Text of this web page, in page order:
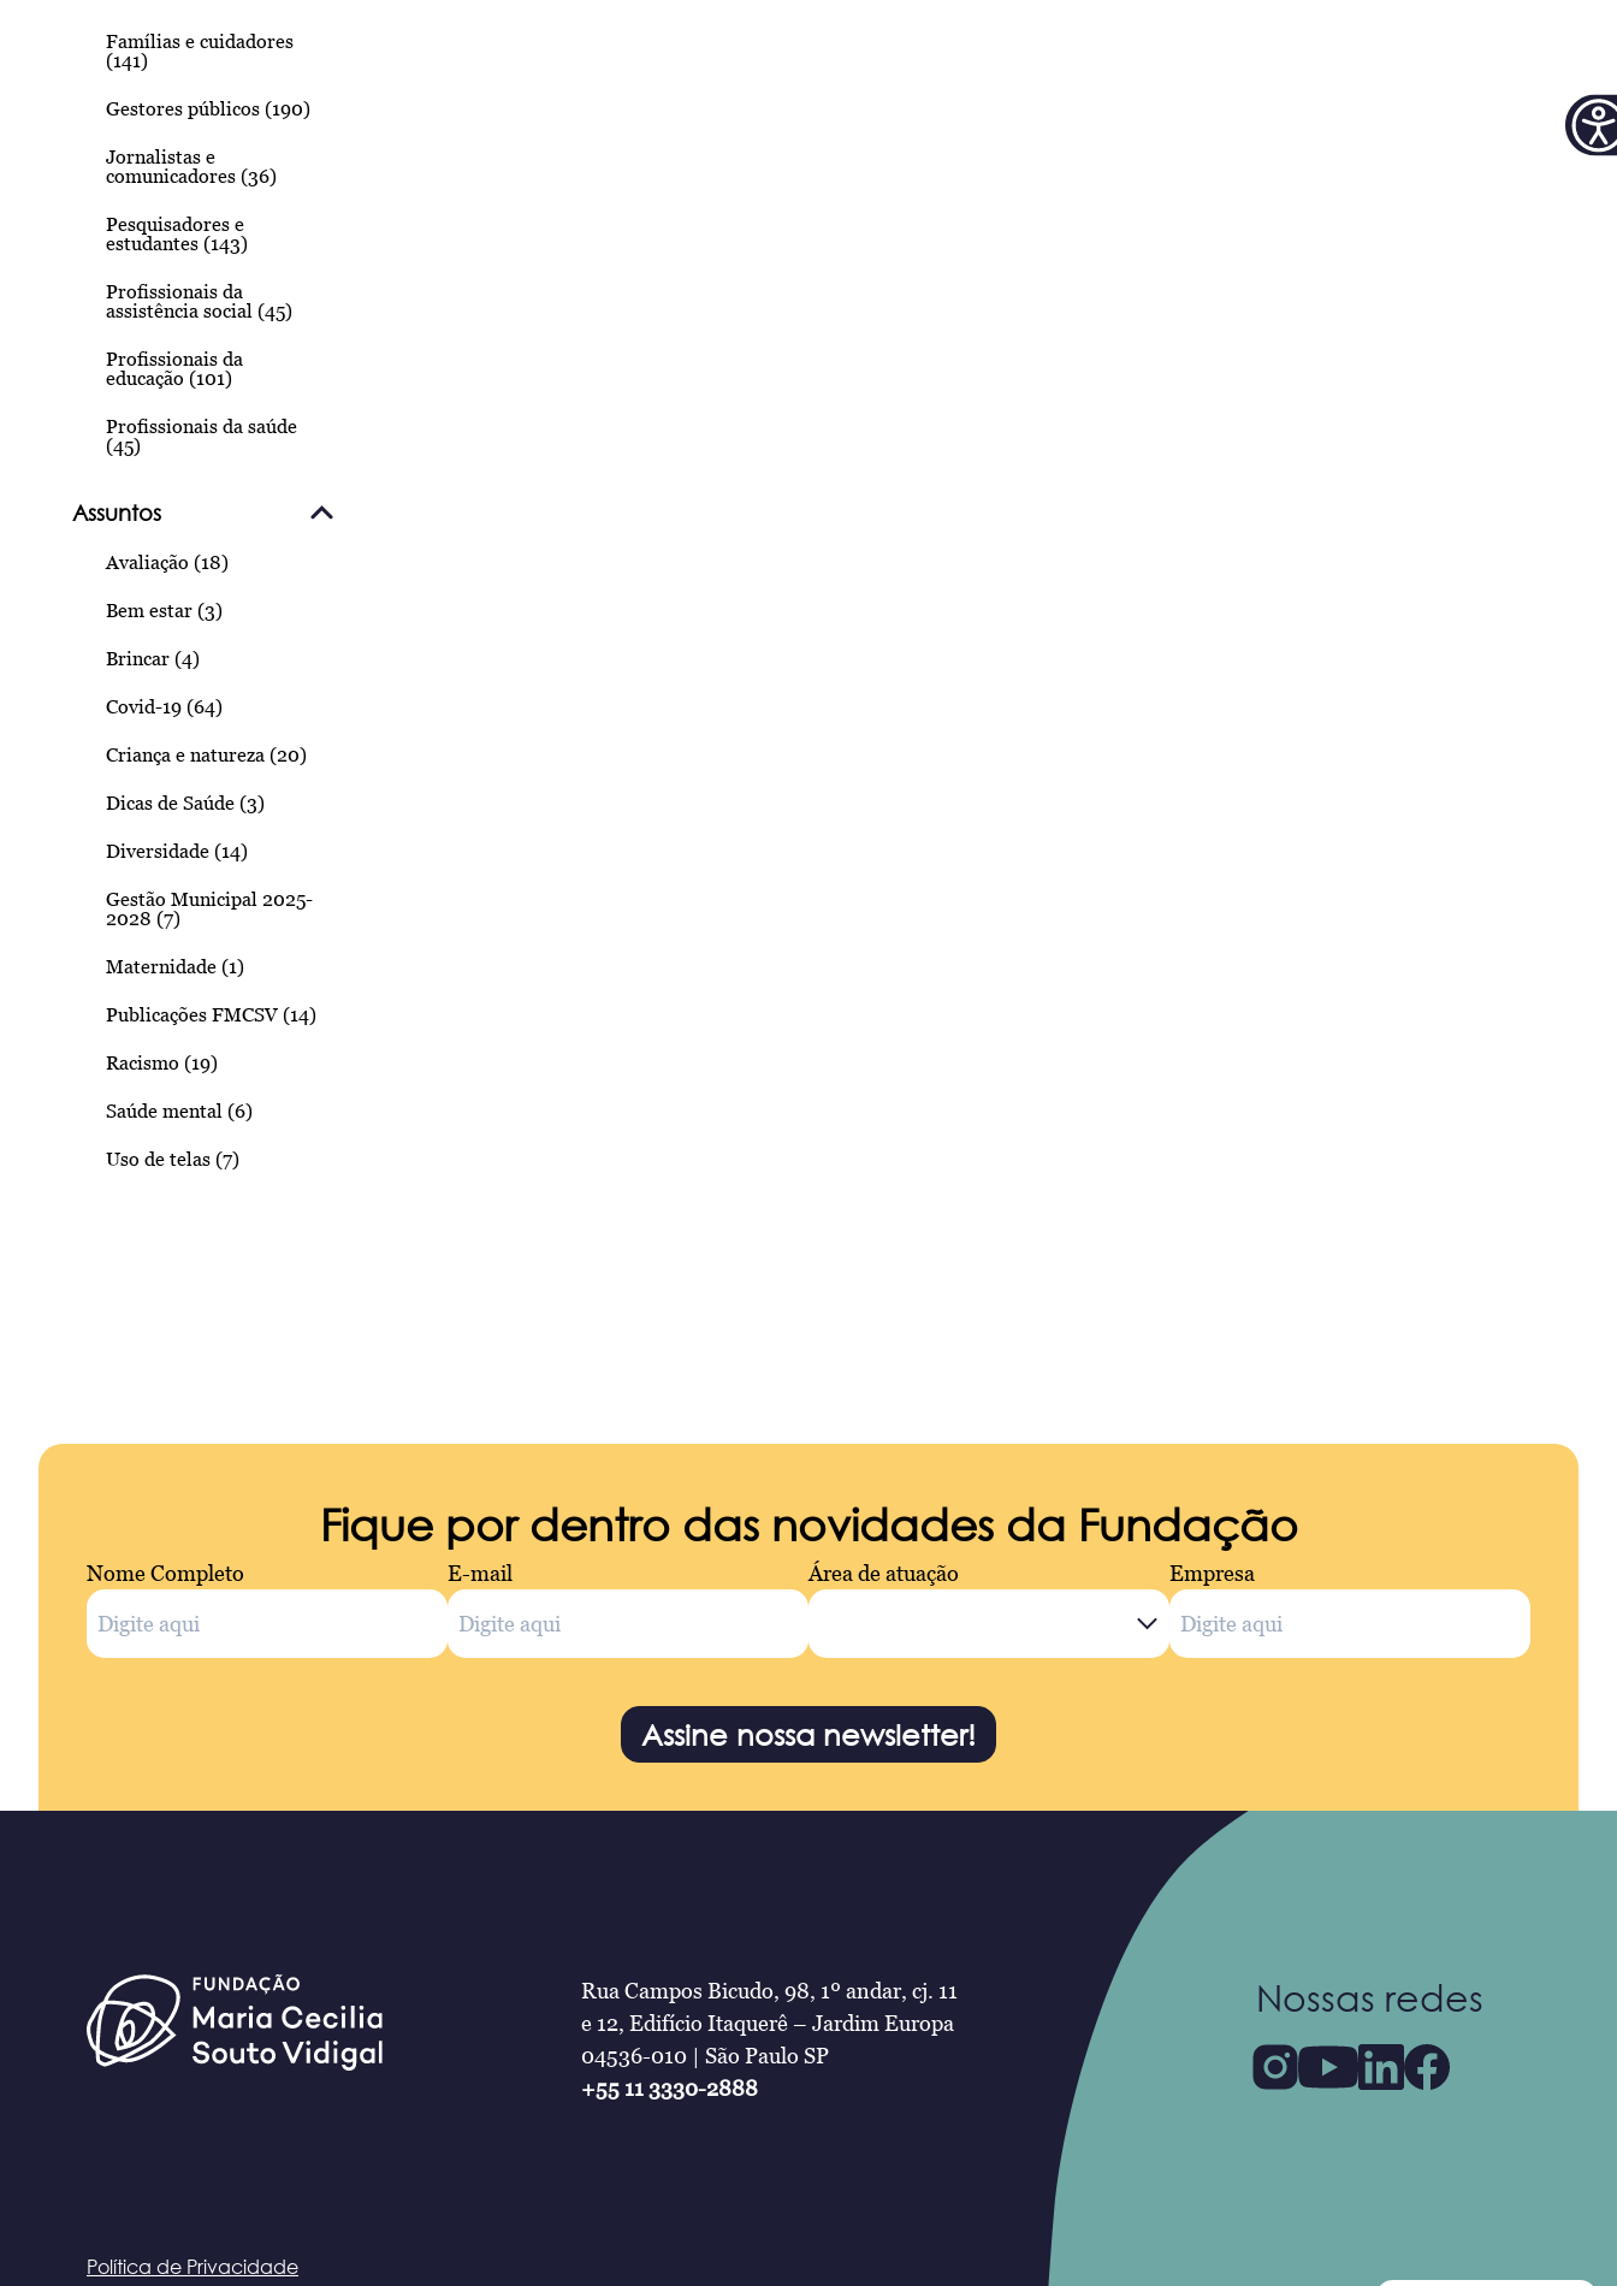
Famílias e cuidadores
(141)
Gestores públicos (190)
Jornalistas e
comunicadores (36)
Pesquisadores e
estudantes (143)
Profissionais da
assistência social (45)
Profissionais da
educação (101)
Profissionais da saúde
(45)
Assuntos
Avaliação (18)
Bem estar (3)
Brincar (4)
Covid-19 (64)
Criança e natureza (20)
Dicas de Saúde (3)
Diversidade (14)
Gestão Municipal 2025-
2028 (7)
Maternidade (1)
Publicações FMCSV (14)
Racismo (19)
Saúde mental (6)
Uso de telas (7)
Fique por dentro das novidades da Fundação
Nome Completo E-mail Área de atuação Empresa
Assine nossa newsletter!
Rua Campos Bicudo, 98, 1º andar, cj. 11
e 12, Edifício Itaquerê – Jardim Europa
04536-010 | São Paulo SP
+55 11 3330-2888
Nossas redes
Política de Privacidade